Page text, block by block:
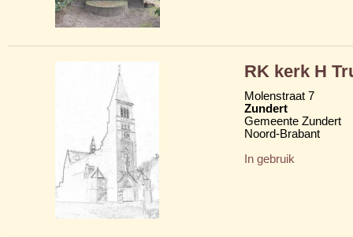
RK kerk H
Molenstraat 7
Zundert
Gemeente Zundert
Noord-Brabant
In gebruik